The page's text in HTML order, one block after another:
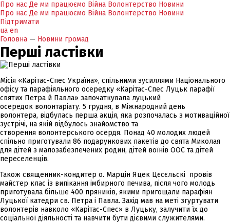
Про нас Де ми працюємо Війна Волонтерство Новини
Про нас Де ми працюємо Війна Волонтерство Новини
Підтримати
ua en
Головна — Новини громад
Перші ластівки
Місія «Карітас-Спес Україна», спільними зусиллями Національного
офісу та парафіяльного осередку «Карітас-Спес Луцьк парафії
святих Петра й Павла» започаткувала луцький
осередок волонтаріату. 5 грудня, в Міжнародний день
волонтера, відбулась перша акція, яка розпочалась з мотиваційної
зустрічі, на якій відбулось знайомство та
створення волонтерського осердя. Понад 40 молодих людей
спільно приготували 86 подарункових пакетів до свята Миколая
для дітей з малозабезпечених родин, дітей воїнів ООС та дітей
переселенців.
Також священник-кондитер о. Марцін Яцек Цєсєльскі провів
майстер клас із випікання імбирного печива, після чого молодь
приготувала більше 400 пряників, якими пригощали парафіян
Луцької катедри св. Петра і Павла. Захід мав на меті згуртувати
волонтерів навколо «Карітас-Спес» в Луцьку, залучити їх до
соціальної діяльності та навчити бути дієвими служителями.